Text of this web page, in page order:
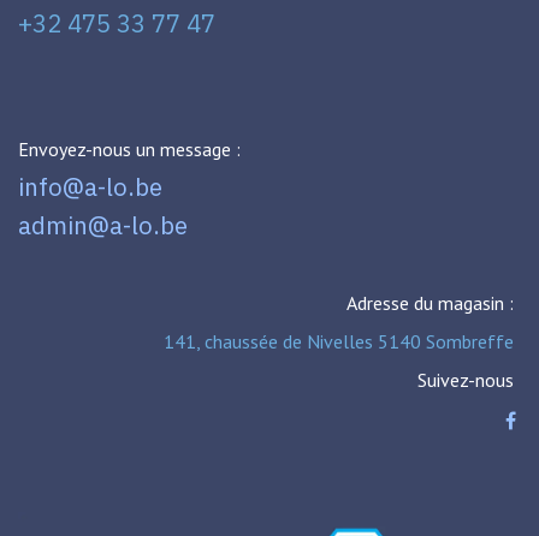
+32 475 33 77 47
Envoyez-nous un message :
info@a-lo.be
admin@a-lo.be
Adresse du magasin :
141, chaussée de Nivelles 5140 Sombreffe
Suivez-nous